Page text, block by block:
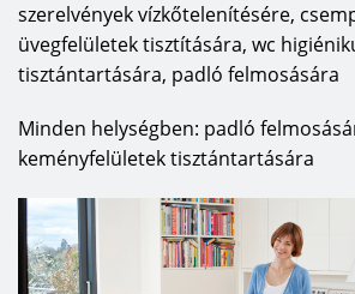
szerelvények vízkőtelenítésére,
üvegfelületek tisztítására, wc
tisztántartására, padló felmosására
Minden helységben: padló
keményfelületek tisztántartására